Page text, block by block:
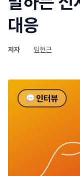
대응
저자 임현근